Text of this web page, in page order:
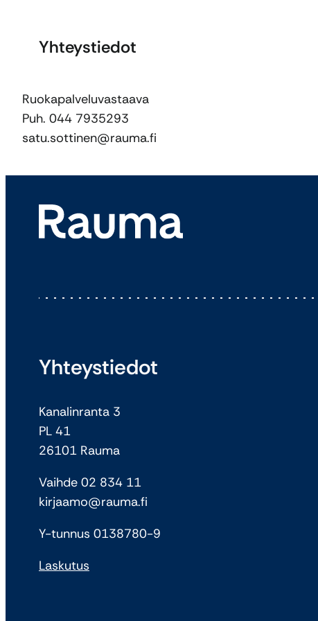
Yhteystiedot
Ruokapalveluvastaava
Puh. 044 7935293
satu.sottinen@rauma.fi
Yhteystiedot
Kanalinranta 3
PL 41
26101 Rauma
Vaihde 02 834 11
kirjaamo@rauma.fi
Y-tunnus 0138780-9
Laskutus